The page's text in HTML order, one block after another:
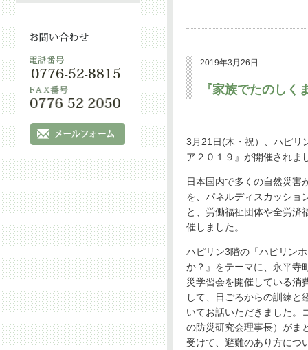
2019年3月26日
『家族でたのし
3月21日(木・祝）、ハピ
ア２０１９』が開催されま
日本国内で多くの自然災害
を、パネルディスカッショ
と、労働福祉団体や全労済
催しました。
ハピリン3階の「ハピリン
か？』をテーマに、永平寺
災学習会を開催している消
して、日ごろからの訓練と
いてお話いただきました。
の防災研究会理事長）がま
受けて、避難のあり方につ